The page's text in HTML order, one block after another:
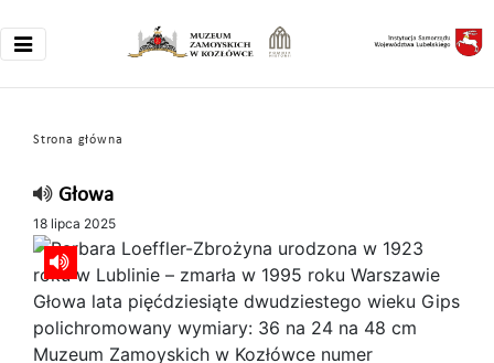
Strona główna
Głowa
18 lipca 2025